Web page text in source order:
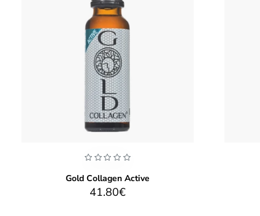
Gold Collagen Active
41.80€